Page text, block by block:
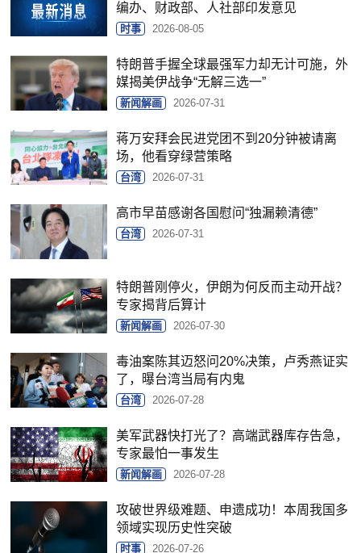
编办、财政部、人社部印发意见
时事 2026-08-05
特朗普手握全球最强军力却无计可施，外
媒揭美伊战争“无解三选一”
新闻解画 2026-07-31
蒋万安拜会民进党团不到20分钟被请离
场，他看穿绿营策略
台湾 2026-07-31
高市早苗感谢各国慰问“独漏赖清德”
台湾 2026-07-31
特朗普刚停火，伊朗为何反而主动开战？
专家揭背后算计
新闻解画 2026-07-30
毒油案陈其迈怒问20%决策，卢秀燕证实
了，曝台湾当局有内鬼
台湾 2026-07-28
美军武器快打光了？高端武器库存告急，
专家最怕一事发生
新闻解画 2026-07-28
攻破世界级难题、申遗成功！本周我国多
领域实现历史性突破
时事 2026-07-26